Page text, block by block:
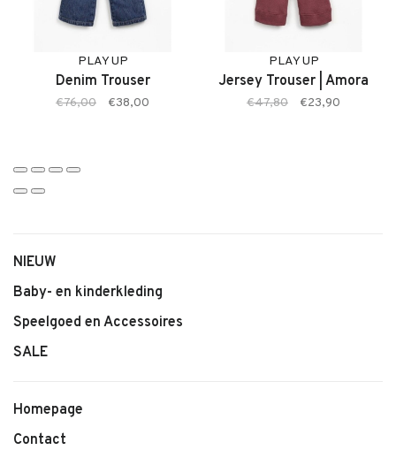
• Comfortabele pasvorm
• Kleur Amora
• Ideaal voor koelere dagen
• Makkelijk te combineren
PLAY UP
Denim Trouser
€76,00 €38,00
PLAY UP
Jersey Trouser | Amora
€47,80 €23,90
NIEUW
Baby- en kinderkleding
Speelgoed en Accessoires
SALE
Homepage
Contact